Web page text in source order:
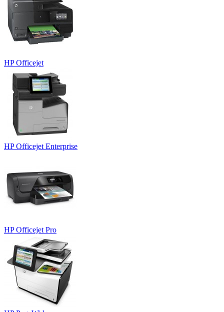
HP Officejet
HP Officejet Enterprise
HP Officejet Pro